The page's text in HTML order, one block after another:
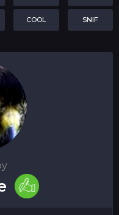
COOL SNIF